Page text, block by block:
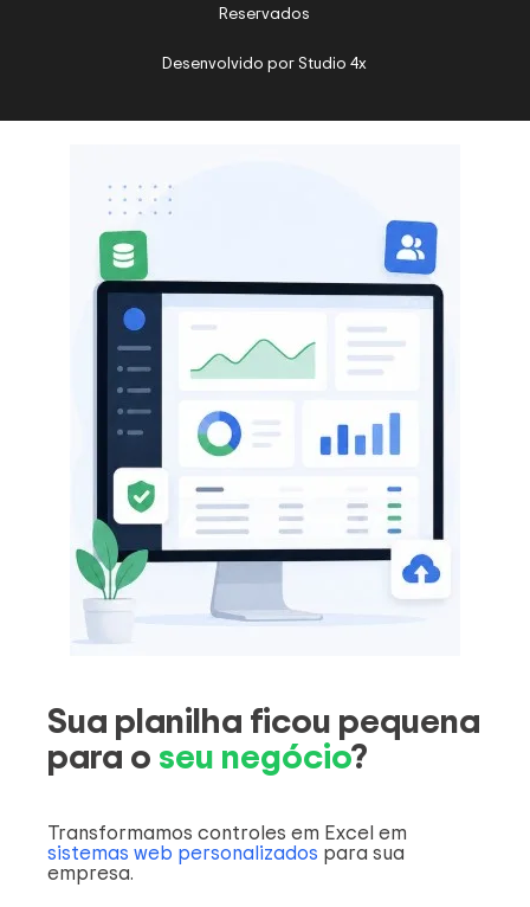
Reservados
Desenvolvido porStudio 4x
Sua planilha ficou pequena
para oseu negócio?
Transformamos controles em Excel em
sistemas web personalizados para sua
empresa.